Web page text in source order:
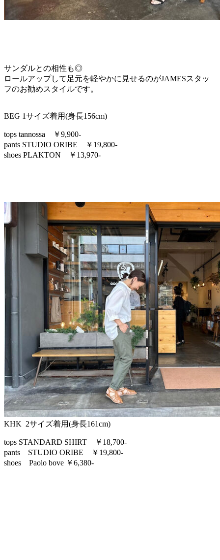
サンダルとの相性も◎
ロールアップして足元を軽やかに見せるのがJAMESスタッ
フのお勧めスタイルです。
BEG 1サイズ着用(身長156cm)
tops tannossa ￥9,900-
pants STUDIO ORIBE ￥19,800-
shoes PLAKTON ￥13,970-
KHK 2サイズ着用(身長161cm)
tops STANDARD SHIRT ￥18,700-
pants STUDIO ORIBE ￥19,800-
shoes Paolo bove ￥6,380-